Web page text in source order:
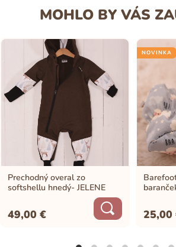
MOHLO BY VÁS
Prechodný overal zo
softshellu hnedý- JELENE
49,00€
NOVINKA
25,00